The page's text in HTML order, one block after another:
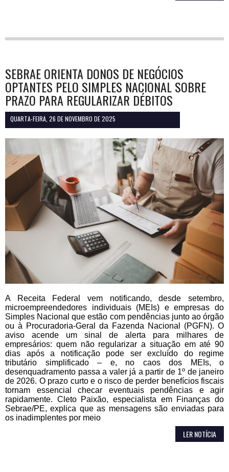
SEBRAE ORIENTA DONOS DE NEGÓCIOS
OPTANTES PELO SIMPLES NACIONAL SOBRE
PRAZO PARA REGULARIZAR DÉBITOS
QUARTA-FEIRA, 26 DE NOVEMBRO DE 2025
A Receita Federal vem notificando, desde setembro,
microempreendedores individuais (MEIs) e empresas do
Simples Nacional que estão com pendências junto ao órgão
ou à Procuradoria-Geral da Fazenda Nacional (PGFN). O
aviso acende um sinal de alerta para milhares de
empresários: quem não regularizar a situação em até 90
dias após a notificação pode ser excluído do regime
tributário simplificado – e, no caos dos MEIs, o
desenquadramento passa a valer já a partir de 1º de janeiro
de 2026. O prazo curto e o risco de perder benefícios fiscais
tornam essencial checar eventuais pendências e agir
rapidamente. Cleto Paixão, especialista em Finanças do
Sebrae/PE, explica que as mensagens são enviadas para
os inadimplentes por meio
LER NOTÍCIA